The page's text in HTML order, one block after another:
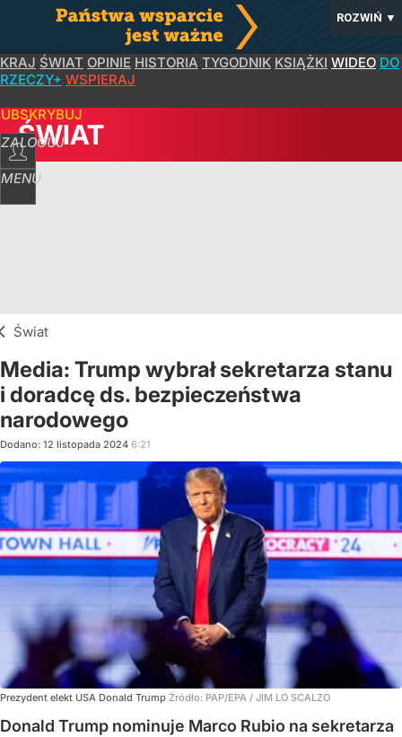
ROZWIŃ ▼
KRAJ ŚWIAT OPINIE HISTORIA TYGODNIK KSIĄŻKI WIDEO DO
RZECZY+ WSPIERAJ
ZALOGUJ
MENU
ŚWIAT
Świat
Media: Trump wybrał sekretarza stanu
i doradcę ds. bezpieczeństwa
narodowego
Dodano: 12 listopada 2024 6:21
Prezydent elekt USA Donald Trump Źródło: PAP/EPA / JIM LO SCALZO
Donald Trump nominuje Marco Rubio na sekretarza